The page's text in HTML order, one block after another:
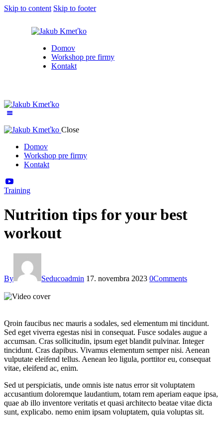
Skip to content Skip to footer
Domov
Workshop pre firmy
Kontakt
Close
Domov
Workshop pre firmy
Kontakt
Training
Nutrition tips for your best
workout
By Seducoadmin 17. novembra 2023 0Comments
Qroin faucibus nec mauris a sodales, sed elementum mi tincidunt.
Sed eget viverra egestas nisi in consequat. Fusce sodales augue a
accumsan. Cras sollicitudin, ipsum eget blandit pulvinar. Integer
tincidunt. Cras dapibus. Vivamus elementum semper nisi. Aenean
vulputate eleifend tellus. Aenean leo ligula, porttitor eu, consequat
vitae, eleifend ac, enim.
Sed ut perspiciatis, unde omnis iste natus error sit voluptatem
accusantium doloremque laudantium, totam rem aperiam eaque ipsa,
quae ab illo inventore veritatis et quasi architecto beatae vitae dicta
sunt, explicabo. nemo enim ipsam voluptatem, quia voluptas sit.